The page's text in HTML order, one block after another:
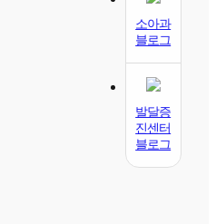
소아과
블로그
발달증
진센터
블로그